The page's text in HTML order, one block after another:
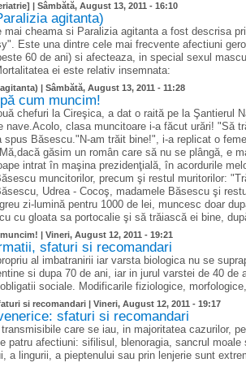
| Sâmbătă, August 13, 2011 - 16:10
agitanta)
mai cheama si Paralizia agitanta a fost descrisa
Este una dintre cele mai frecvente afectiuni
60 de ani) si afecteaza, in special sexul
ei este relativ insemnata:
| Sâmbătă, August 13, 2011 - 11:28
cum muncim!
chefuri la Cireşica, a dat o raită pe la Şantierul
nave.Acolo, clasa muncitoare i-a făcut urări! "Să
Băsescu."N-am trăit bine!", i-a replicat o
găsim un român care să nu se plângă, e
intrat în maşina prezidenţială, în acordurile
muncitorilor, precum şi restul muritorilor:
Udrea - Cocoş, madamele Băsescu şi
zi-lumină pentru 1000 de lei, muncesc doar
cu gloata sa portocalie şi să trăiască ei bine,
| Vineri, August 12, 2011 - 19:21
sfaturi si recomandari
al imbatranirii iar varsta biologica nu se
si dupa 70 de ani, iar in jurul varstei de 40
sociale. Modificarile fiziologice,
si recomandari | Vineri, August 12, 2011 - 19:17
sfaturi si recomandari
care se iau, in majoritatea cazurilor,
patru afectiuni: sifilisul, blenoragia, sancrul
a lingurii, a pieptenului sau prin lenjerie sunt